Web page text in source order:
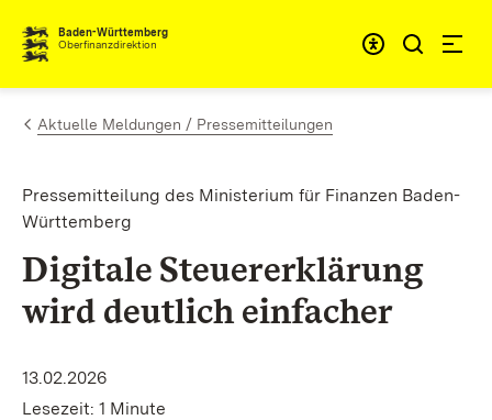
Zum Inhalt springen
Baden-Württemberg
Oberfinanzdirektion
Aktuelle Meldungen / Pressemitteilungen
Pressemitteilung des Ministerium für Finanzen Baden-
Württemberg
Digitale Steuererklärung
wird deutlich einfacher
13.02.2026
Lesezeit: 1 Minute